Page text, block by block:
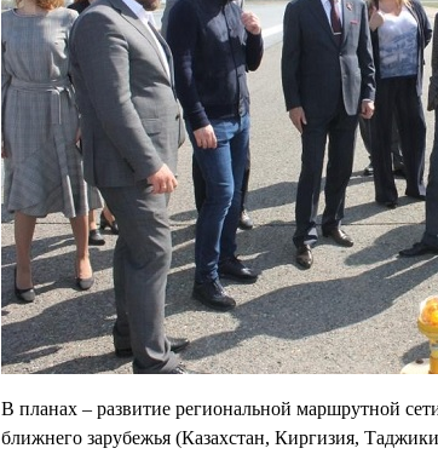
В планах – развитие региональной маршрутной
ближнего зарубежья (Казахстан, Киргизия,